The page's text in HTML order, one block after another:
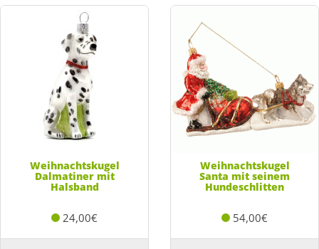
Weihnachtskugel
Dalmatiner mit
Halsband
24,00€
Weihnachtskugel
Santa mit seinem
Hundeschlitten
54,00€